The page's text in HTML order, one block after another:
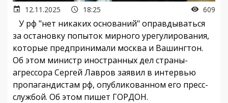
12.11.2025 18:25 609
У рф "нет никаких оснований" оправдываться
за остановку попыток мирного урегулирования,
которые предпринимали москва и Вашингтон.
Об этом министр иностранных дел страны-
агрессора Сергей Лавров заявил в интервью
пропагандистам рф, опубликованном его пресс-
службой. Об этом пишет ГОРДОН.